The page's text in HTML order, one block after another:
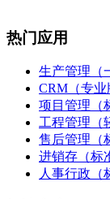
热门应用
生产管理（
CRM（专业
项目管理（
工程管理（
售后管理（
进销存（标
人事行政（